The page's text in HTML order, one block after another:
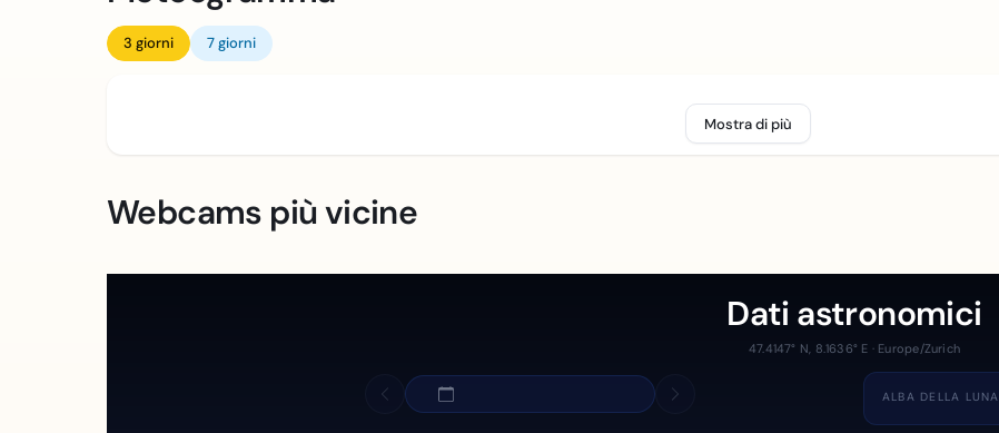
3 giorni 7 giorni
Mostra di più
Webcams più vicine
Dati astronomici
47.4147° N, 8.1636° E · Europe/Zurich
ALBA DELLA LUNA